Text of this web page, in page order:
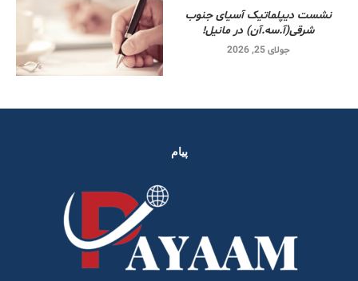
نشست دیپلماتیک آسیای جنوب
شرقی‌(آ.سه.آن) در مانیل!
جولای 25, 2026
پیام